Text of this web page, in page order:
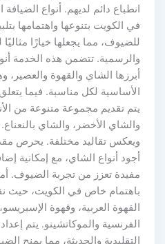
انطباع دائم لديهم. أنواع
في الكويت بتنوعها واهتمامها
للضيوف، مما يجعلها خيارًا مثاليًا
والرسمية. تتضمن هذه الخدمة
أبرزها الشاي والقهوة والعصير،
الأساسية لكل مناسبة. فيما
يتم تقديم مجموعة متنوعة من
والشاي الأخضر، والشاي
ويعكس تقاليد مختلفة. يحرص
أجود أنواع الشاي، مع إمكانية
مفيدة تعزز من تجربة الضيوف.
باهتمام خاص في الكويت، حيث
القهوة العربية، وقهوة
الفرنسية والموكاتشينو. يتم
التقليدية والحديثة، مما يمنح